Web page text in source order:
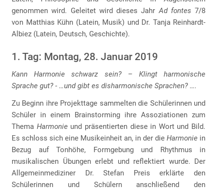
genommen wird. Geleitet wird dieses JahrAd fontes 7/8
von Matthias Kühn (Latein, Musik) und Dr. Tanja Reinhardt-
Albiez (Latein, Deutsch, Geschichte).
1. Tag: Montag, 28. Januar 2019
Kann Harmonie schwarz sein? – Klingt harmonische
Sprache gut? - …und gibt es disharmonische Sprachen? ….
Zu Beginn ihre Projekttage sammelten die Schülerinnen und
Schüler in einem Brainstorming ihre Assoziationen zum
Thema Harmonieund präsentierten diese in Wort und Bild.
Es schloss sich eine Musikeinheit an, in der die Harmonie in
Bezug auf Tonhöhe, Formgebung und Rhythmus in
musikalischen Übungen erlebt und reflektiert wurde. Der
Allgemeinmediziner Dr. Stefan Preis erklärte den
Schülerinnen und Schülern anschließend den